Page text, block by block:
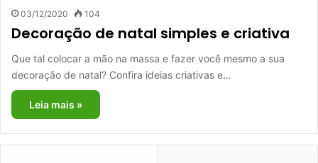
03/12/2020 104
Decoração de natal simples e criativa
Que tal colocar a mão na massa e fazer você mesmo a sua
decoração de natal? Confira ideias criativas e…
Leia mais »